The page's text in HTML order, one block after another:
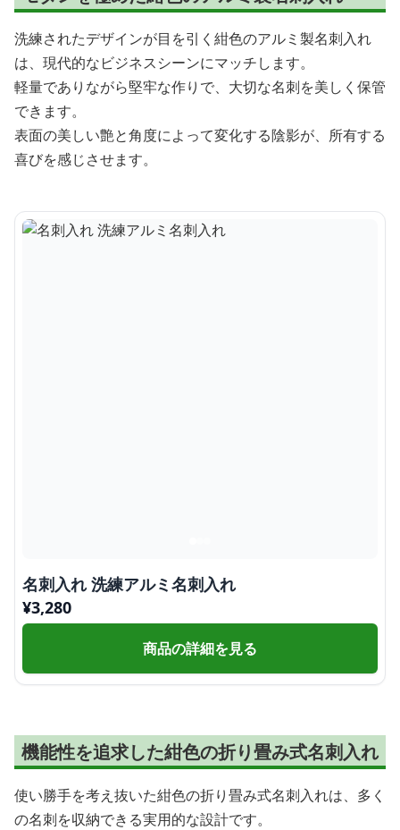
洗練されたデザインが目を引く紺色のアルミ製名刺入れ
は、現代的なビジネスシーンにマッチします。
軽量でありながら堅牢な作りで、大切な名刺を美しく保管
できます。
表面の美しい艶と角度によって変化する陰影が、所有する
喜びを感じさせます。
名刺入れ 洗練アルミ名刺入れ
¥3,280
商品の詳細を見る
機能性を追求した紺色の折り畳み式名刺入れ
使い勝手を考え抜いた紺色の折り畳み式名刺入れは、多く
の名刺を収納できる実用的な設計です。